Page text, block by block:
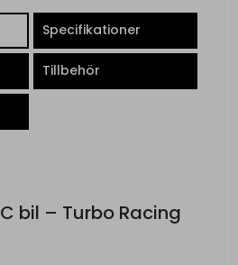
bil – Turbo Racing
Specifikationer
Tillbehör